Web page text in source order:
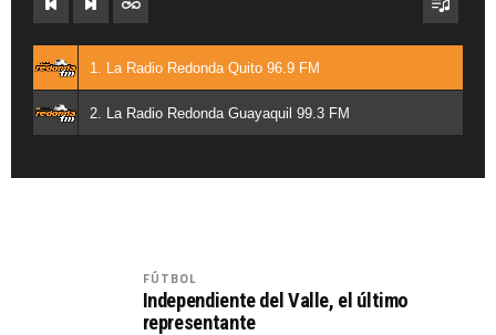
1. La Radio Redonda Quito 96.9 FM
2. La Radio Redonda Guayaquil 99.3 FM
FÚTBOL
Independiente del Valle, el último
representante